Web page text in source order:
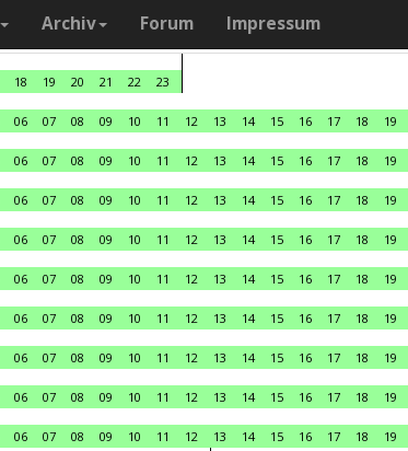
Archiv Forum Impressum
18 19 20 21 22
23
06 07 08 09 10 11 12 13 14 15 16 17 18 19
06 07 08 09 10 11 12 13 14 15 16 17 18 19
06 07 08 09 10 11 12 13 14 15 16 17 18 19
06 07 08 09 10 11 12 13 14 15 16 17 18 19
06 07 08 09 10 11 12 13 14 15 16 17 18 19
06 07 08 09 10 11 12 13 14 15 16 17 18 19
06 07 08 09 10 11 12 13 14 15 16 17 18 19
06 07 08 09 10 11 12 13 14 15 16 17 18 19
06 07 08 09 10 11 12 13 14 15 16 17 18 19